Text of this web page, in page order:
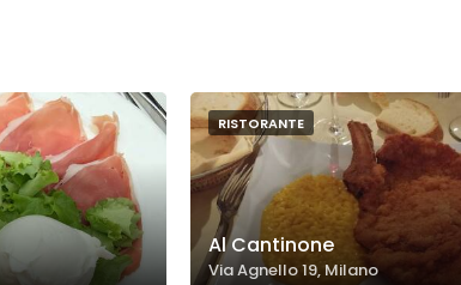
RISTORANTE
Al Cantinone
Via Agnello 19, Milano